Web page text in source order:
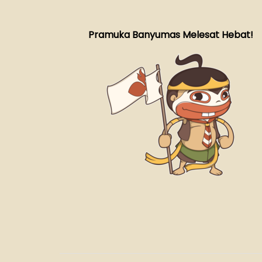
Pramuka Banyumas Melesat Hebat!